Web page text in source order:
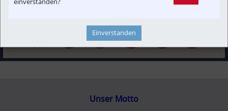
Unser Motto
Einverstanden